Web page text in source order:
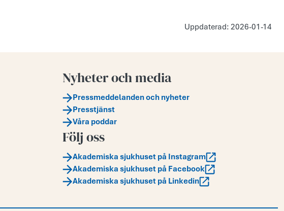
Uppdaterad: 2026-01-14
Nyheter och media
Pressmeddelanden och nyheter
Presstjänst
Våra poddar
Följ oss
Akademiska sjukhuset på Instagram
Akademiska sjukhuset på Facebook
Akademiska sjukhuset på Linkedin